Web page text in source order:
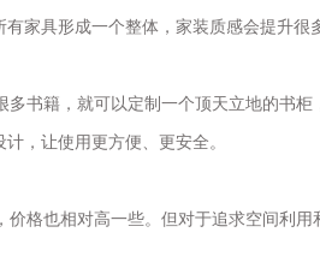
家具形成一个整体，家装质感会提升很
书籍，就可以定制一个顶天立地的书
，让使用更方便、更安全。
格也相对高一些。但对于追求空间利